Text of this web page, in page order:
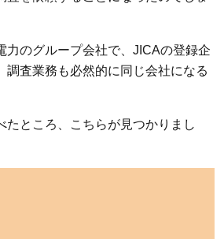
力のグループ会社で、JICAの登録企
査業務も必然的に同じ会社になる
ところ、こちらが見つかりまし